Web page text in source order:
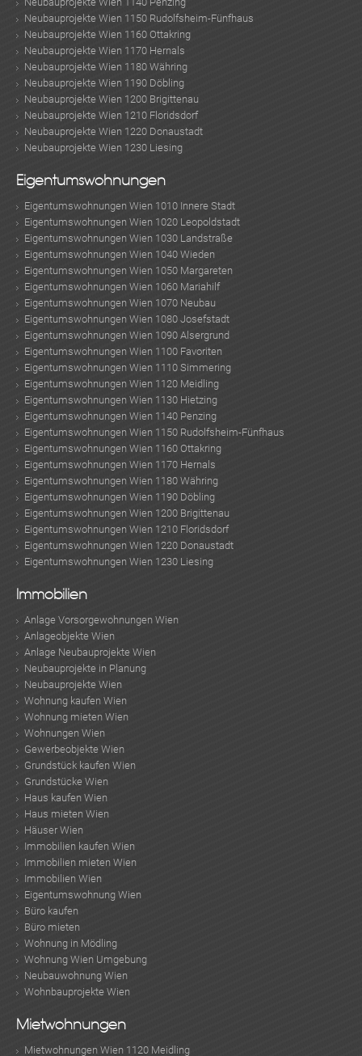
LAGE: Stadlbreiten 11, 1220 Wien
ANZAHL DER EINHEITEN: 46 Wohnungen und 40 Stellplätze
BAUHERR: at home Immobilien-GmbH
VERKAUF: hierwohnich Immobilien GmbH
BAUBEGINN: Oktober 2017
FERTIGSTELLUNG: Frühling 2019
Infrastruktur / EntfernungenGesundheitArzt
Neubauprojekte Wien 1150 Rudolfsheim-Fünfhaus
Neubauprojekte Wien 1160 Ottakring
Neubauprojekte Wien 1170 Hernals
Neubauprojekte Wien 1180 Währing
Neubauprojekte Wien 1190 Döbling
Neubauprojekte Wien 1200 Brigittenau
Neubauprojekte Wien 1210 Floridsdorf
Neubauprojekte Wien 1220 Donaustadt
Neubauprojekte Wien 1230 Liesing
Eigentumswohnungen
Eigentumswohnungen Wien 1010 Innere Stadt
Eigentumswohnungen Wien 1020 Leopoldstadt
Eigentumswohnungen Wien 1030 Landstraße
Eigentumswohnungen Wien 1040 Wieden
Eigentumswohnungen Wien 1050 Margareten
Eigentumswohnungen Wien 1060 Mariahilf
Eigentumswohnungen Wien 1070 Neubau
Eigentumswohnungen Wien 1080 Josefstadt
Eigentumswohnungen Wien 1090 Alsergrund
Eigentumswohnungen Wien 1100 Favoriten
Eigentumswohnungen Wien 1110 Simmering
Eigentumswohnungen Wien 1120 Meidling
Eigentumswohnungen Wien 1130 Hietzing
Eigentumswohnungen Wien 1140 Penzing
Eigentumswohnungen Wien 1150 Rudolfsheim-Fünfhaus
Eigentumswohnungen Wien 1160 Ottakring
Eigentumswohnungen Wien 1170 Hernals
Eigentumswohnungen Wien 1180 Währing
Eigentumswohnungen Wien 1190 Döbling
Eigentumswohnungen Wien 1200 Brigittenau
Eigentumswohnungen Wien 1210 Floridsdorf
Eigentumswohnungen Wien 1220 Donaustadt
Eigentumswohnungen Wien 1230 Liesing
Immobilien
Anlage Vorsorgewohnungen Wien
Anlageobjekte Wien
Anlage Neubauprojekte Wien
Neubauprojekte in Planung
Neubauprojekte Wien
Wohnung kaufen Wien
Wohnung mieten Wien
Wohnungen Wien
Gewerbeobjekte Wien
Grundstück kaufen Wien
Grundstücke Wien
Haus kaufen Wien
Haus mieten Wien
Häuser Wien
Immobilien kaufen Wien
Immobilien mieten Wien
Immobilien Wien
Eigentumswohnung Wien
Büro kaufen
Büro mieten
Wohnung in Mödling
Wohnung Wien Umgebung
Neubauwohnung Wien
Wohnbauprojekte Wien
Mietwohnungen
Mietwohnungen Wien 1120 Meidling